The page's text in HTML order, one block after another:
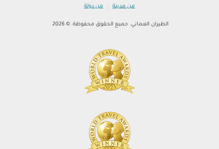
من مدينة | من دولة
الطيران العماني. جميع الحقوق محفوظة. © 2026